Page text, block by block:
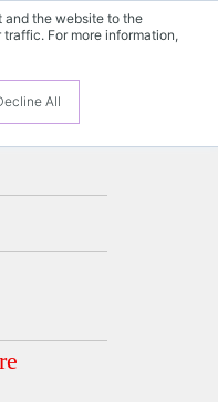
and the website to the
For more information,
All